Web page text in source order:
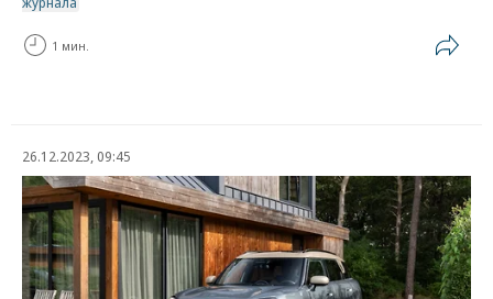
1 мин.
26.12.2023, 09:45